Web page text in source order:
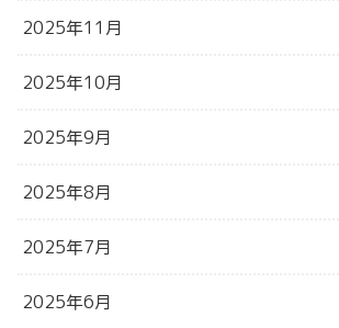
2025年11月
2025年10月
2025年9月
2025年8月
2025年7月
2025年6月